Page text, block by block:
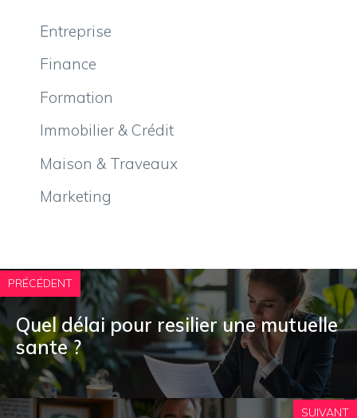
Entreprise
Finance
Formation
Immobilier & Crédit
Maison & Traveaux
Marketing
PRÉCÉDENT
Quel délai pour resilier une mutuelle
sante ?
SUIVANT